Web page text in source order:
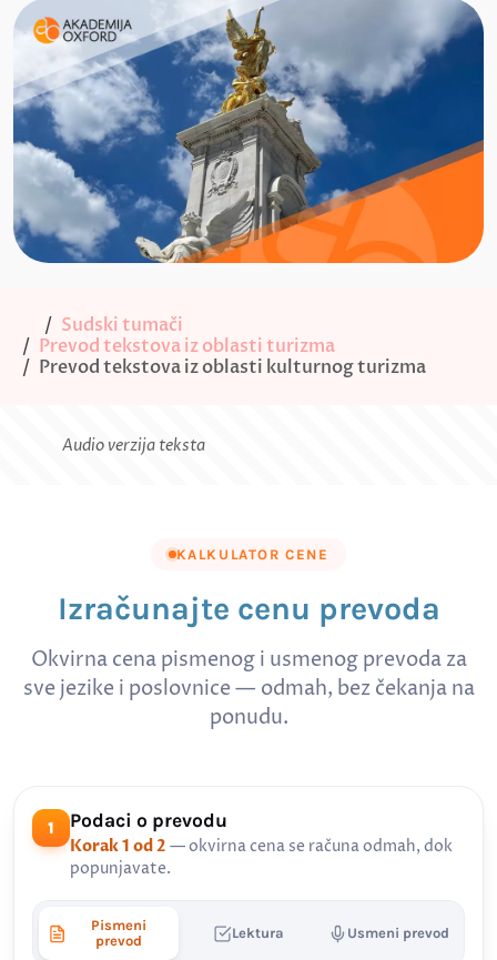
Sudski tumači
Prevod tekstova iz oblasti turizma
Prevod tekstova iz oblasti kulturnog turizma
Audio verzija teksta
KALKULATOR CENE
Izračunajte cenu prevoda
Okvirna cena pismenog i usmenog prevoda za
sve jezike i poslovnice — odmah, bez čekanja na
ponudu.
1 Podaci o prevodu
Korak 1 od 2 — okvirna cena se računa odmah, dok
popunjavate.
Pismeni
prevod
Lektura Usmeni prevod